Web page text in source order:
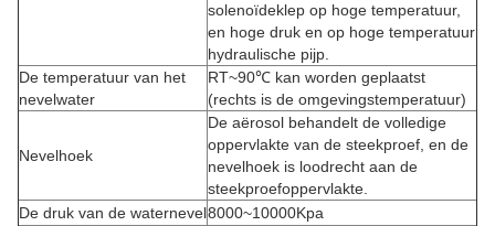
solenoïdeklep op hoge temperatuur,
en hoge druk en op hoge temperatuur
hydraulische pijp.
De temperatuur van het
nevelwater
RT~90℃ kan worden geplaatst
(rechts is de omgevingstemperatuur)
Nevelhoek
De aërosol behandelt de volledige
oppervlakte van de steekproef, en de
nevelhoek is loodrecht aan de
steekproefoppervlakte.
De druk van de waternevel8000~10000Kpa